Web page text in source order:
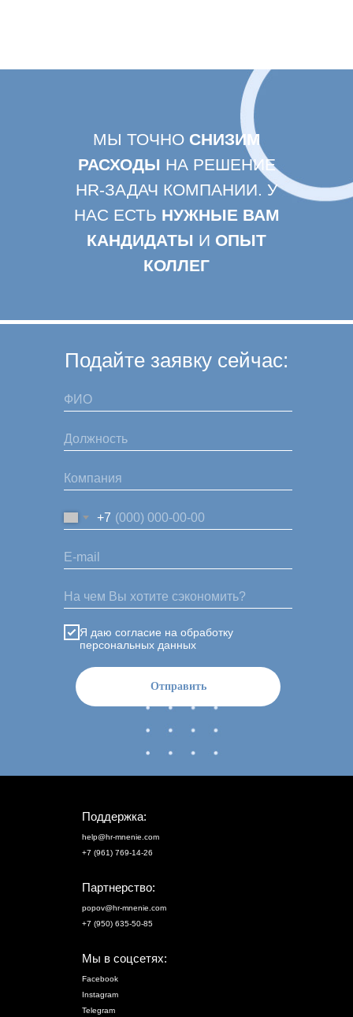
Подайте заявку сейчас:
+7
Я даю согласие на обработку
персональных данных
Отправить
МЫ ТОЧНО СНИЗИМ
РАСХОДЫ НА РЕШЕНИЕ
HR-ЗАДАЧ КОМПАНИИ. У
НАС ЕСТЬ НУЖНЫЕ ВАМ
КАНДИДАТЫ И ОПЫТ
КОЛЛЕГ
Поддержка:
+7 (961) 769-14-26
help@hr-mnenie.com
Партнерство:
+7 (950) 635-50-85
popov@hr-mnenie.com
Мы в соцсетях:
Facebook
Instagram
Telegram